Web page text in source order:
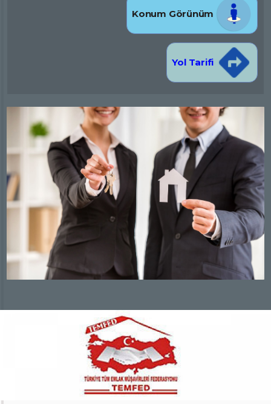
Konum Görünüm
Yol Tarifi